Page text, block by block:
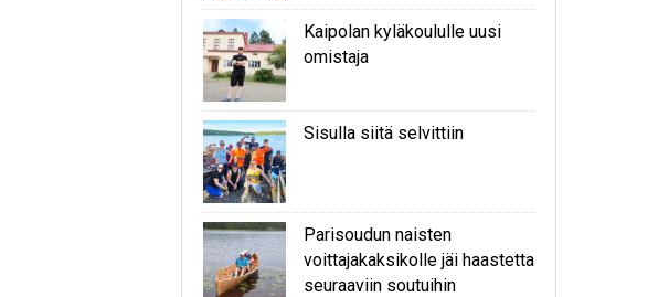
Kaipolan kyläkoululle uusi
omistaja
Sisulla siitä selvittiin
Parisoudun naisten
voittajakaksikolle jäi haastetta
seuraaviin soutuihin